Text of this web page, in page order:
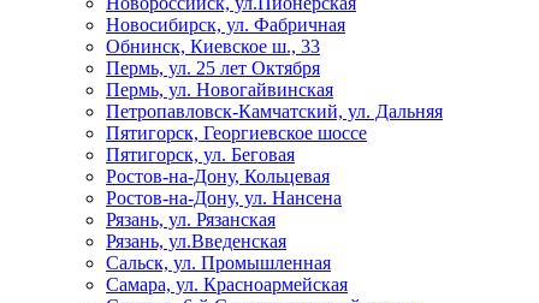
Новосибирск, ул. Фабричная
Обнинск, Киевское ш., 33
Пермь, ул. 25 лет Октября
Пермь, ул. Новогайвинская
Петропавловск-Камчатский, ул. Дальняя
Пятигорск, Георгиевское шоссе
Пятигорск, ул. Беговая
Ростов-на-Дону, Кольцевая
Ростов-на-Дону, ул. Нансена
Рязань, ул. Рязанская
Рязань, ул.Введенская
Сальск, ул. Промышленная
Самара, ул. Красноармейская